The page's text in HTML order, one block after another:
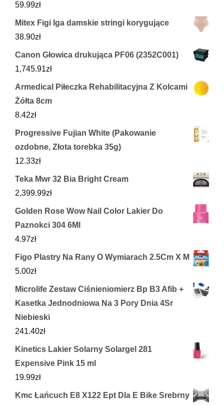
59.99zł
Mitex Figi Iga damskie stringi korygujące
38.90zł
Canon Głowica drukująca PF06 (2352C001)
1,745.91zł
Armedical Piłeczka Rehabilitacyjna Z Kolcami
Żółta 8cm
8.42zł
Progressive Fujian White (Pakowanie
ozdobne, Złota torebka 35g)
12.33zł
Teka Mwr 32 Bia Bright Cream
2,399.99zł
Golden Rose Wow Nail Color Lakier Do
Paznokci 304 6Ml
4.97zł
Figo Plastry Na Rany O Wymiarach 2.5Cm X M
5.00zł
Microlife Zestaw Ciśnieniomierz Bp B3 Afib +
Kasetka Jednodniowa Na 3 Pory Dnia 4Sr
Niebieski
241.40zł
Kinetics Lakier Solarny Solargel 281
Expensive Pink 15 ml
19.99zł
Kmc Łańcuch E8 X122 Ept Dla E Bike Srebrny